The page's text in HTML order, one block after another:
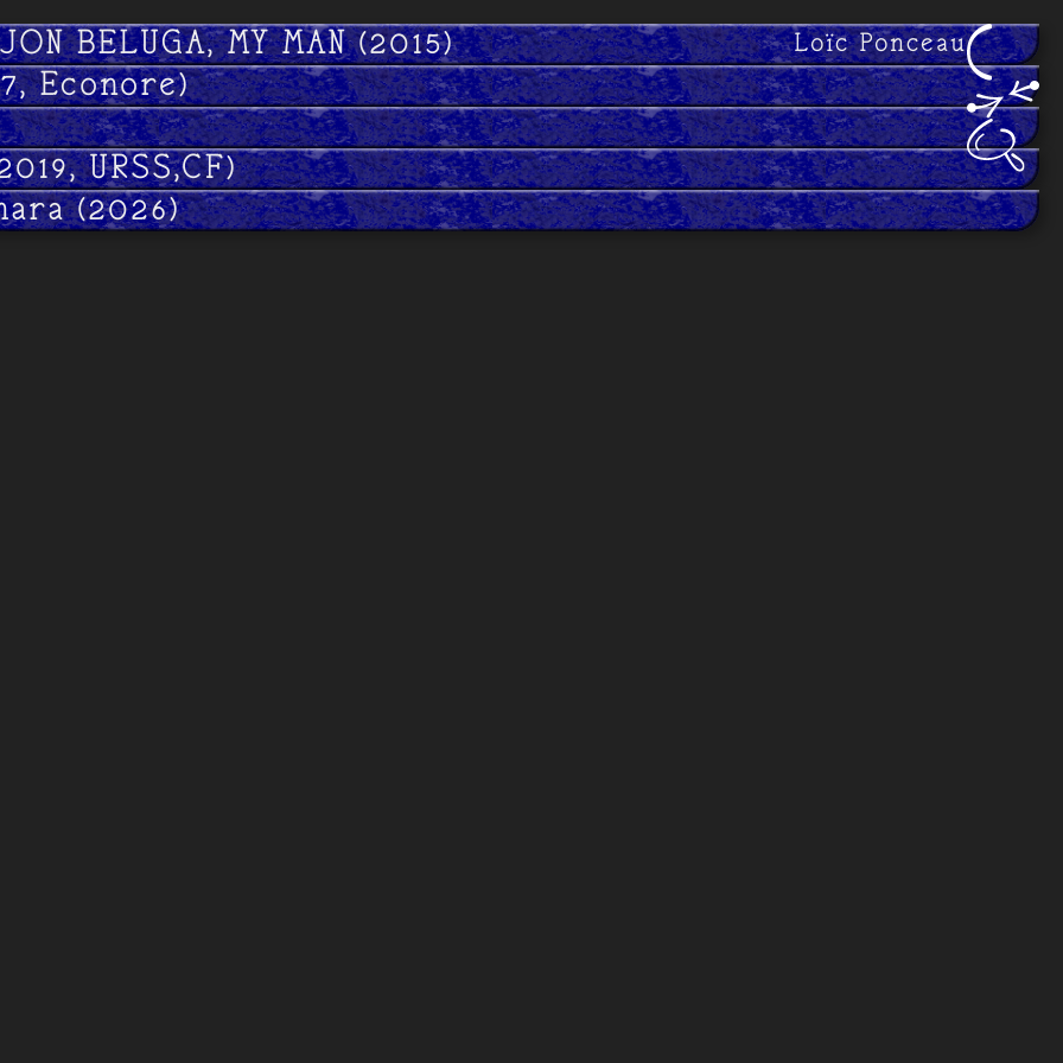
Loïc Ponceau
BELUGA, MY MAN (2015)
Econore)
URSS,CF)
(2026)